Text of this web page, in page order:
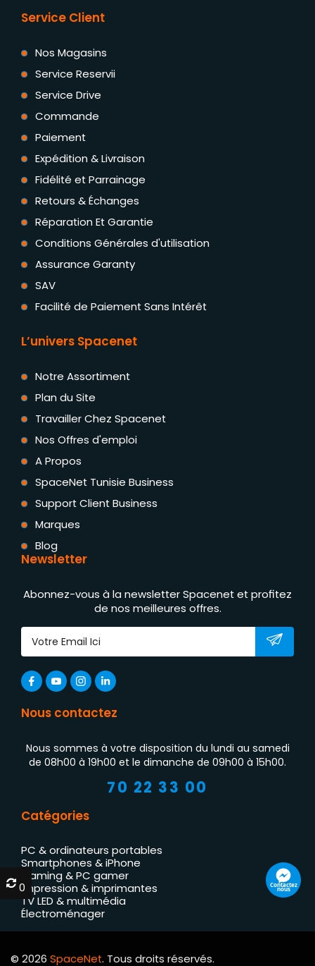
Service Client
Nos Magasins
Service Reservii
Service Drive
Commande
Paiement
Expédition & Livraison
Fidélité et Parrainage
Retours & Échanges
Réparation Et Garantie
Conditions Générales d'utilisation
Assurance Garanty
SAV
Facilité de Paiement Sans Intérêt
L’univers Spacenet
Notre Assortiment
Plan du Site
Travailler Chez Spacenet
Nos Offres d'emploi
A Propos
SpaceNet Tunisie Business
Support Client Business
Marques
Blog
Newsletter
Abonnez-vous à la newsletter Spacenet et profitez
de nos meilleures offres.
Nous contactez
Nous sommes à votre disposition du lundi au samedi
de 08h00 à 19h00 et le dimanche de 09h00 à 15h00.
70 22 33 00
Catégories
PC & ordinateurs portables
Smartphones & iPhone
Gaming & PC gamer
Impression & imprimantes
TV LED & multimédia
Électroménager
© 2026 SpaceNet. Tous droits réservés.
Contactez
nous
0
0